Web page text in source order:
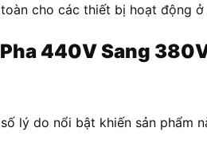
cho các thiết bị hoạt động
440V Sang
lý do nổi bật khiến sản